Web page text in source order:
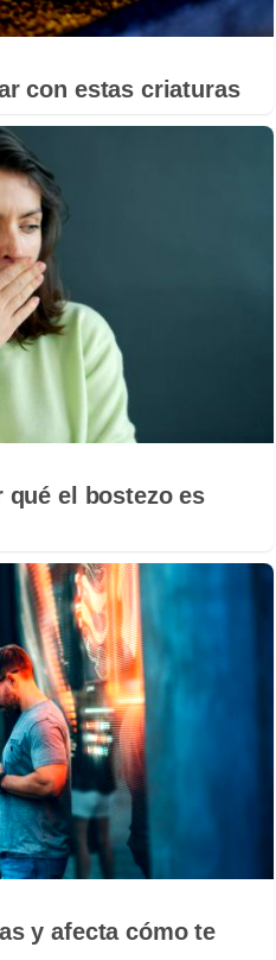
con estas criaturas
el bostezo es
y afecta cómo te